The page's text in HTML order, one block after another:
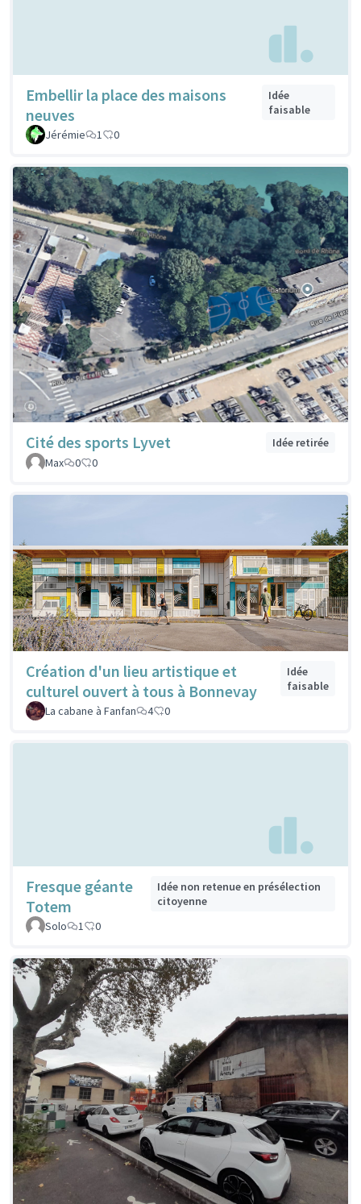
Embellir la place des maisons
neuves
Idée
faisable
Jérémie
1 0
Cité des sports Lyvet
Idée retirée
Max
0 0
Création d'un lieu artistique et
culturel ouvert à tous à Bonnevay
Idée
faisable
La cabane à Fanfan
4 0
Fresque géante
Totem
Idée non retenue en présélection
citoyenne
Solo
1 0